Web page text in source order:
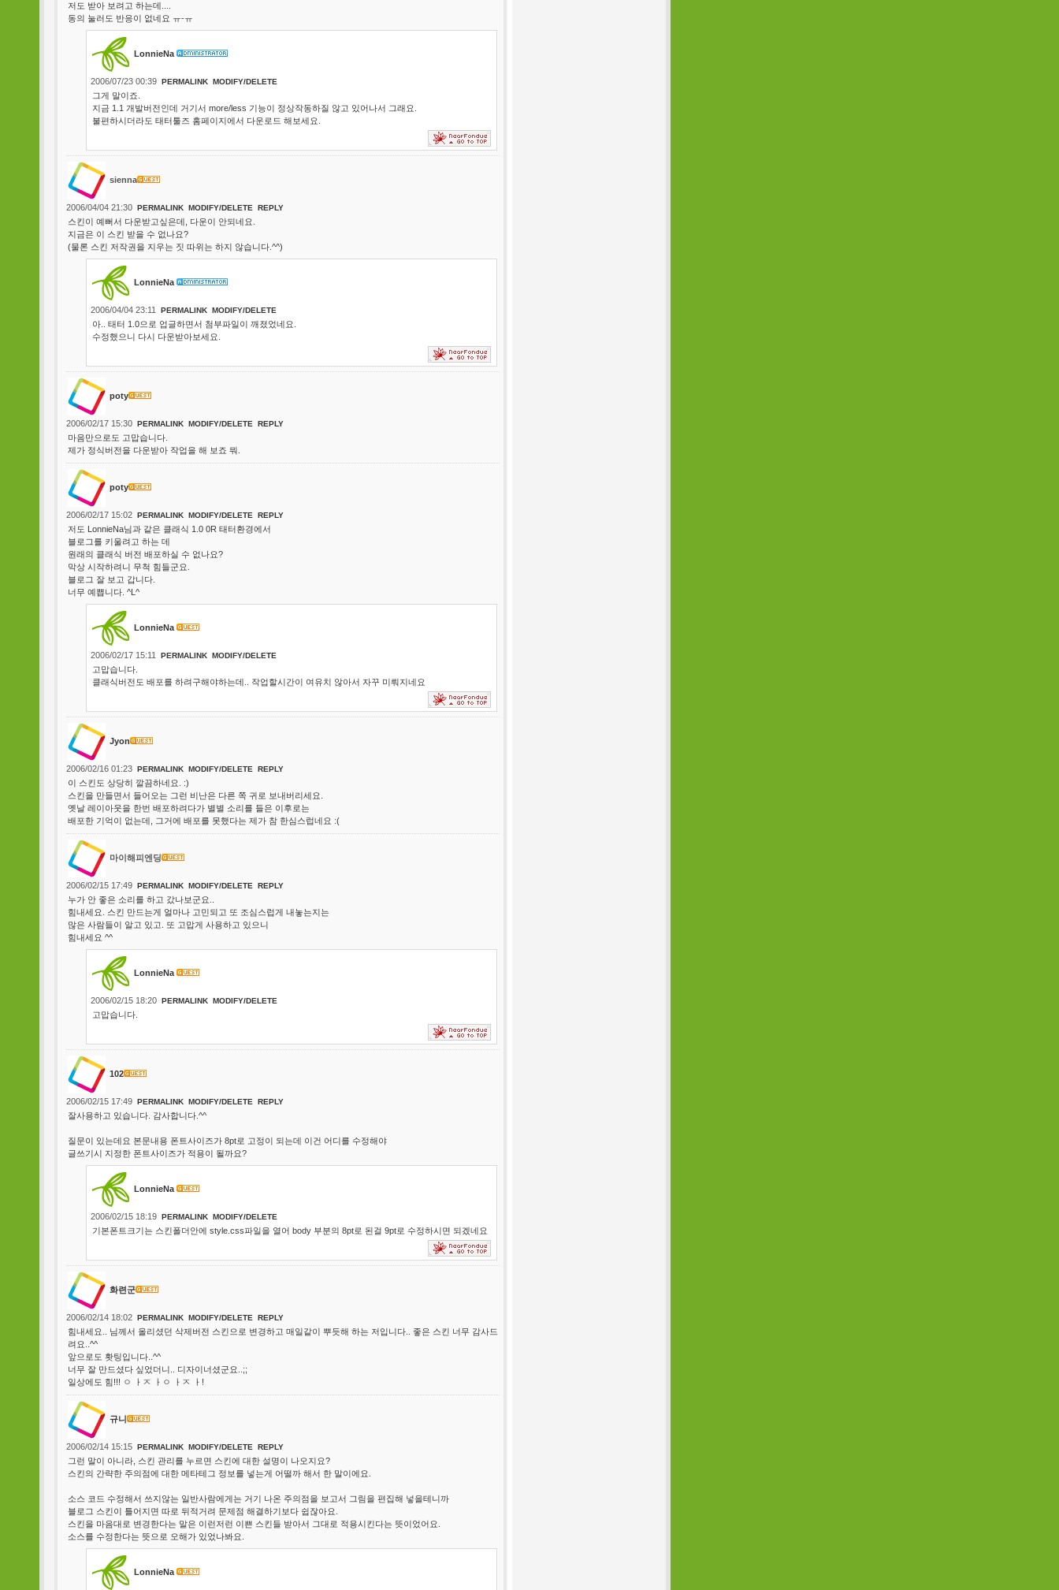
저도 받아 보려고 하는데....
동의 눌러도 반응이 없네요 ㅠ-ㅠ
LonnieNa
2006/07/23 00:39 PERMALINK MODIFY/DELETE
그게 말이죠.
지금 1.1 개발버전인데 거기서 more/less 기능이 정상작동하질 않고 있어나서 그래요.
불편하시더라도 태터툴즈 홈페이지에서 다운로드 해보세요.
sienna
2006/04/04 21:30 PERMALINK MODIFY/DELETE REPLY
스킨이 예뻐서 다운받고싶은데, 다운이 안되네요.
지금은 이 스킨 받을 수 없나요?
(물론 스킨 저작권을 지우는 짓 따위는 하지 않습니다.^^)
LonnieNa
2006/04/04 23:11 PERMALINK MODIFY/DELETE
아.. 태터 1.0으로 업글하면서 첨부파일이 깨졌었네요.
수정했으니 다시 다운받아보세요.
poty
2006/02/17 15:30 PERMALINK MODIFY/DELETE REPLY
마음만으로도 고맙습니다.
제가 정식버전을 다운받아 작업을 해 보죠 뭐.
poty
2006/02/17 15:02 PERMALINK MODIFY/DELETE REPLY
저도 LonnieNa님과 같은 클래식 1.0 0R 태터환경에서
블로그를 키울려고 하는 데
원래의 클래식 버전 배포하실 수 없나요?
막상 시작하려니 무척 힘들군요.
블로그 잘 보고 갑니다.
너무 예쁩니다. ^L^
LonnieNa
2006/02/17 15:11 PERMALINK MODIFY/DELETE
고맙습니다.
클래식버전도 배포를 하려구해야하는데.. 작업할시간이 여유치 않아서 자꾸 미뤄지네요
Jyon
2006/02/16 01:23 PERMALINK MODIFY/DELETE REPLY
이 스킨도 상당히 깔끔하네요. :)
스킨을 만들면서 들어오는 그런 비난은 다른 쪽 귀로 보내버리세요.
옛날 레이아웃을 한번 배포하려다가 별별 소리를 들은 이후로는
배포한 기억이 없는데, 그거에 배포를 못했다는 제가 참 한심스럽네요 :(
마이해피엔딩
2006/02/15 17:49 PERMALINK MODIFY/DELETE REPLY
누가 안 좋은 소리를 하고 갔나보군요..
힘내세요. 스킨 만드는게 얼마나 고민되고 또 조심스럽게 내놓는지는
많은 사람들이 알고 있고. 또 고맙게 사용하고 있으니
힘내세요 ^^
LonnieNa
2006/02/15 18:20 PERMALINK MODIFY/DELETE
고맙습니다.
102
2006/02/15 17:49 PERMALINK MODIFY/DELETE REPLY
잘사용하고 있습니다. 감사합니다.^^
질문이 있는데요 본문내용 폰트사이즈가 8pt로 고정이 되는데 이건 어디를 수정해야
글쓰기시 지정한 폰트사이즈가 적용이 될까요?
LonnieNa
2006/02/15 18:19 PERMALINK MODIFY/DELETE
기본폰트크기는 스킨폴더안에 style.css파일을 열어 body 부분의 8pt로 된걸 9pt로 수정하시면 되겠네요
화련군
2006/02/14 18:02 PERMALINK MODIFY/DELETE REPLY
힘내세요.. 님께서 올리셨던 삭제버전 스킨으로 변경하고 매일같이 뿌듯해 하는 저입니다.. 좋은 스킨 너무 감사드
려요..^^
앞으로도 홧팅입니다..^^
너무 잘 만드셨다 싶었더니.. 디자이너셨군요..;;
일상에도 힘!!! ㅇ ㅏㅈ ㅏㅇ ㅏㅈ ㅏ!
규니
2006/02/14 15:15 PERMALINK MODIFY/DELETE REPLY
그런 말이 아니라, 스킨 관리를 누르면 스킨에 대한 설명이 나오지요?
스킨의 간략한 주의점에 대한 메타테그 정보를 넣는게 어떨까 해서 한 말이에요.
소스 코드 수정해서 쓰지않는 일반사람에게는 거기 나온 주의점을 보고서 그림을 편집해 넣을테니까
블로그 스킨이 틀어지면 따로 뒤적거려 문제점 해결하기보다 쉽잖아요.
스킨을 마음대로 변경한다는 말은 이런저런 이쁜 스킨들 받아서 그대로 적용시킨다는 뜻이었어요.
소스를 수정한다는 뜻으로 오해가 있었나봐요.
LonnieNa